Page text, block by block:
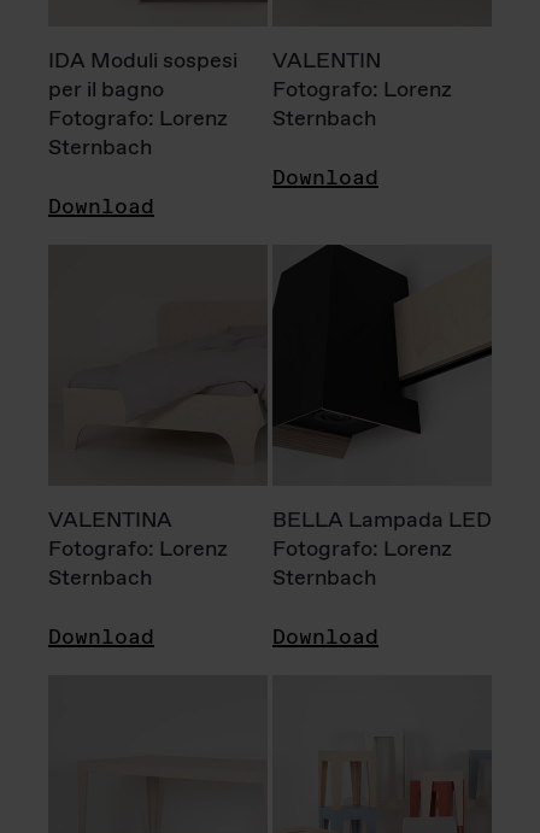
IDA Moduli sospesi
per il bagno
Fotografo: Lorenz
Sternbach
Download
VALENTIN
Fotografo: Lorenz
Sternbach
Download
VALENTINA
Fotografo: Lorenz
Sternbach
Download
BELLA Lampada LED
Fotografo: Lorenz
Sternbach
Download